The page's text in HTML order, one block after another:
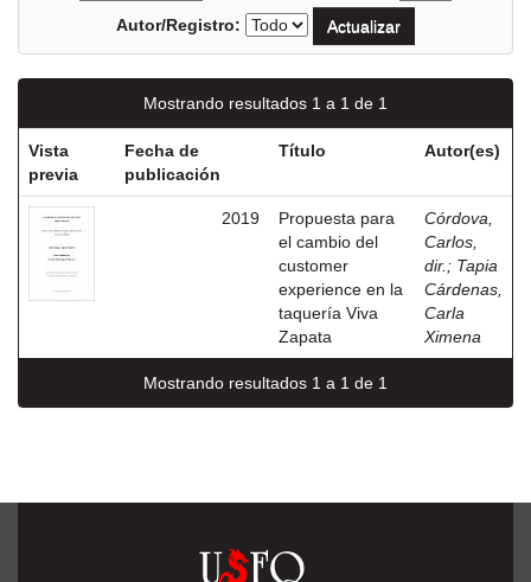
Autor/Registro:
Mostrando resultados 1 a 1 de 1
Vista
previa
Fecha de
publicación
Título Autor(es)
2019
Propuesta para
el cambio del
customer
experience en la
taquería Viva
Zapata
Córdova,
Carlos,
dir. ; Tapia
Cárdenas,
Carla
Ximena
Mostrando resultados 1 a 1 de 1